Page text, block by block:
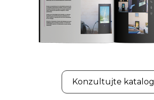
Konzultujte katalog